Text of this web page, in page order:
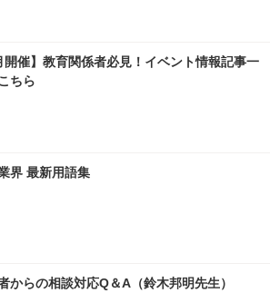
開催】教育関係者必見！イベント情報記事一
ちら
界 最新用語集
からの相談対応Q＆A（鈴木邦明先生）